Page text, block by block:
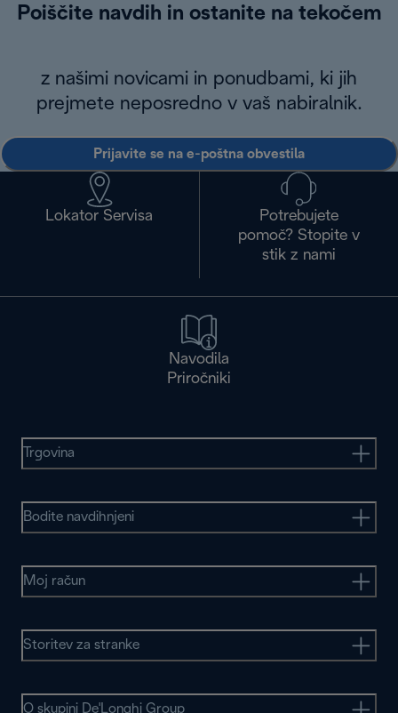
Poiščite navdih in ostanite na tekočem
z našimi novicami in ponudbami, ki jih
prejmete neposredno v vaš nabiralnik.
Prijavite se na e-poštna obvestila
Lokator Servisa
Potrebujete
pomoč? Stopite v
stik z nami
Navodila
Priročniki
Trgovina
Bodite navdihnjeni
Moj račun
Storitev za stranke
O skupini De'Longhi Group